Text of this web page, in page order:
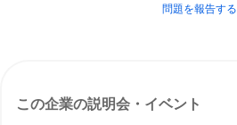
問題を報告する
この企業の説明会・イベント